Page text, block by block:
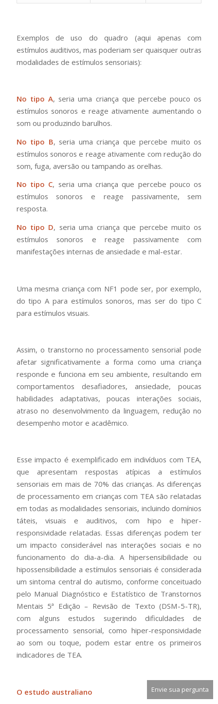
Envie sua pergunta
Exemplos de uso do quadro (aqui apenas com
estímulos auditivos, mas poderiam ser quaisquer outras
modalidades de estímulos sensoriais):
No tipo A, seria uma criança que percebe pouco os
estímulos sonoros e reage ativamente aumentando o
som ou produzindo barulhos.
No tipo B, seria uma criança que percebe muito os
estímulos sonoros e reage ativamente com redução do
som, fuga, aversão ou tampando as orelhas.
No tipo C, seria uma criança que percebe pouco os
estímulos sonoros e reage passivamente, sem
resposta.
No tipo D, seria uma criança que percebe muito os
estímulos sonoros e reage passivamente com
manifestações internas de ansiedade e mal-estar.
Uma mesma criança com NF1 pode ser, por exemplo,
do tipo A para estímulos sonoros, mas ser do tipo C
para estímulos visuais.
Assim, o transtorno no processamento sensorial pode
afetar significativamente a forma como uma criança
responde e funciona em seu ambiente, resultando em
comportamentos desafiadores, ansiedade, poucas
habilidades adaptativas, poucas interações sociais,
atraso no desenvolvimento da linguagem, redução no
desempenho motor e acadêmico.
Esse impacto é exemplificado em indivíduos com TEA,
que apresentam respostas atípicas a estímulos
sensoriais em mais de 70% das crianças. As diferenças
de processamento em crianças com TEA são relatadas
em todas as modalidades sensoriais, incluindo domínios
táteis, visuais e auditivos, com hipo e hiper-
responsividade relatadas. Essas diferenças podem ter
um impacto considerável nas interações sociais e no
funcionamento do dia-a-dia. A hipersensibilidade ou
hipossensibilidade a estímulos sensoriais é considerada
um sintoma central do autismo, conforme conceituado
pelo Manual Diagnóstico e Estatístico de Transtornos
Mentais 5ª Edição – Revisão de Texto (DSM-5-TR),
com alguns estudos sugerindo dificuldades de
processamento sensorial, como hiper-responsividade
ao som ou toque, podem estar entre os primeiros
indicadores de TEA.
O estudo australiano